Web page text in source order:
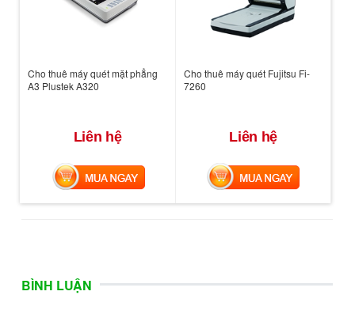
Cho thuê máy quét mặt phẳng
A3 Plustek A320
Liên hệ
MUA NGAY
Cho thuê máy quét Fujitsu Fi-
7260
Liên hệ
MUA NGAY
BÌNH LUẬN